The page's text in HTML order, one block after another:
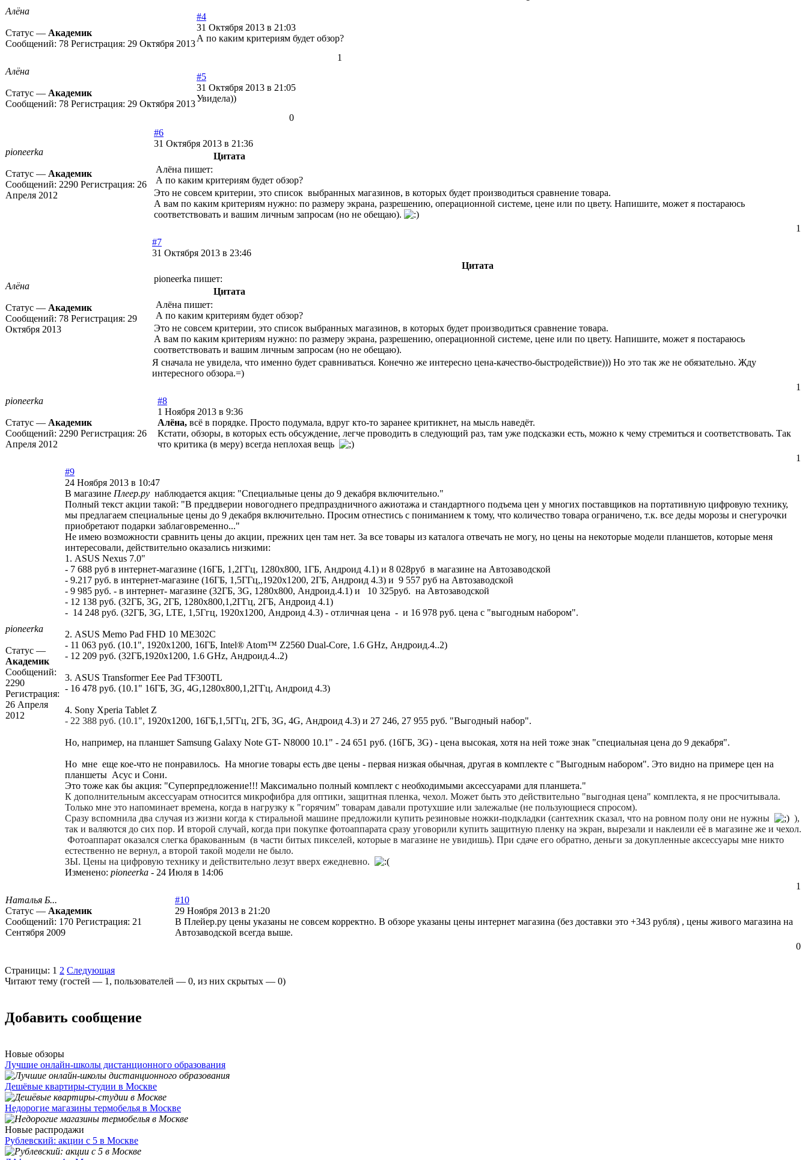
Алёна
Статус — Академик
Сообщений: 78 Регистрация: 29 Октября 2013
#4
31 Октября 2013 в 21:03
А по каким критериям будет обзор?
1
Алёна
Статус — Академик
Сообщений: 78 Регистрация: 29 Октября 2013
#5
31 Октября 2013 в 21:05
Увидела))
0
pioneerka
Статус — Академик
Сообщений: 2290 Регистрация: 26
Апреля 2012
#6
31 Октября 2013 в 21:36
Цитата
Алёна пишет:
А по каким критериям будет обзор?
Это не совсем критерии, это список выбранных магазинов, в которых будет производиться сравнение товара.
А вам по каким критериям нужно: по размеру экрана, разрешению, операционной системе, цене или по цвету. Напишите, может я постараюсь
соответствовать и вашим личным запросам (но не обещаю).
1
Алёна
Статус — Академик
Сообщений: 78 Регистрация: 29
Октября 2013
#7
31 Октября 2013 в 23:46
Цитата
pioneerka пишет:
Цитата
Алёна пишет:
А по каким критериям будет обзор?
Это не совсем критерии, это список выбранных магазинов, в которых будет производиться сравнение товара.
А вам по каким критериям нужно: по размеру экрана, разрешению, операционной системе, цене или по цвету. Напишите, может я постараюсь
соответствовать и вашим личным запросам (но не обещаю).
Я сначала не увидела, что именно будет сравниваться. Конечно же интересно цена-качество-быстродействие))) Но это так же не обязательно. Жду
интересного обзора.=)
1
pioneerka
Статус — Академик
Сообщений: 2290 Регистрация: 26
Апреля 2012
#8
1 Ноября 2013 в 9:36
Алёна, всё в порядке. Просто подумала, вдруг кто-то заранее критикнет, на мысль наведёт.
Кстати, обзоры, в которых есть обсуждение, легче проводить в следующий раз, там уже подсказки есть, можно к чему стремиться и соответствовать. Так
что критика (в меру) всегда неплохая вещь
1
pioneerka
Статус —
Академик
Сообщений:
2290
Регистрация:
26 Апреля
2012
#9
24 Ноября 2013 в 10:47
В магазине Плеер.ру наблюдается акция: "Специальные цены до 9 декабря включительно."
Полный текст акции такой: "В преддверии новогоднего предпраздничного ажиотажа и стандартного подъема цен у многих поставщиков на портативную цифровую технику,
мы предлагаем специальные цены до 9 декабря включительно. Просим отнестись с пониманием к тому, что количество товара ограничено, т.к. все деды морозы и снегурочки
приобретают подарки заблаговременно..."
Не имею возможности сравнить цены до акции, прежних цен там нет. За все товары из каталога отвечать не могу, но цены на некоторые модели планшетов, которые меня
интересовали, действительно оказались низкими:
1. ASUS Nexus 7.0"
- 7 688 руб в интернет-магазине (16ГБ, 1,2ГГц, 1280x800, 1ГБ, Андроид 4.1) и 8 028руб в магазине на Автозаводской
- 9.217 руб. в интернет-магазине (16ГБ, 1,5ГГц,,1920x1200, 2ГБ, Андроид 4.3) и 9 557 руб на Автозаводской
- 9 985 руб. - в интернет- магазине (32ГБ, 3G, 1280x800, Андроид.4.1) и 10 325руб. на Автозаводской
- 12 138 руб. (32ГБ, 3G, 2ГБ, 1280x800,1,2ГГц, 2ГБ, Андроид 4.1)
- 14 248 руб. (32ГБ, 3G, LTE, 1,5Ггц, 1920x1200, Андроид 4.3) - отличная цена - и 16 978 руб. цена с "выгодным набором".
2. ASUS Memo Pad FHD 10 ME302C
- 11 063 руб. (10.1", 1920x1200, 16ГБ, Intel® Atom™ Z2560 Dual-Core, 1.6 GHz, Андроид.4..2)
- 12 209 руб. (32ГБ,1920x1200, 1.6 GHz, Андроид.4..2)
3. ASUS Transformer Eee Pad TF300TL
- 16 478 руб. (10.1" 16ГБ, 3G, 4G,1280x800,1,2ГГц, Андроид 4.3)
4. Sony Xperia Tablet Z
- 22 388 руб. (10.1", 1920x1200, 16ГБ,1,5ГГц, 2ГБ, 3G, 4G, Андроид 4.3) и 27 246, 27 955 руб. "Выгодный набор".
Но, например, на планшет Samsung Galaxy Note GT- N8000 10.1" - 24 651 руб. (16ГБ, 3G) - цена высокая, хотя на ней тоже знак "специальная цена до 9 декабря".
Но мне еще кое-что не понравилось. На многие товары есть две цены - первая низкая обычная, другая в комплекте с "Выгодным набором". Это видно на примере цен на
планшеты Асус и Сони.
Это тоже как бы акция: "Суперпредложение!!! Максимально полный комплект c необходимыми аксессуарами для планшета."
К дополнительным аксессуарам относится микрофибра для оптики, защитная пленка, чехол. Может быть это действительно "выгодная цена" комплекта, я не просчитывала.
Только мне это напоминает времена, когда в нагрузку к "горячим" товарам давали протухшие или залежалые (не пользующиеся спросом).
Сразу вспомнила два случая из жизни когда к стиральной машине предложили купить резиновые ножки-подкладки (сантехник сказал, что на ровном полу они не нужны
),
так и валяются до сих пор. И второй случай, когда при покупке фотоаппарата сразу уговорили купить защитную пленку на экран, вырезали и наклеили её в магазине же и чехол.
Фотоаппарат оказался слегка бракованным (в части битых пикселей, которые в магазине не увидишь). При сдаче его обратно, деньги за докупленные аксессуары мне никто
естественно не вернул, а второй такой модели не было.
ЗЫ. Цены на цифровую технику и действительно лезут вверх ежедневно.
Изменено: pioneerka - 24 Июля в 14:06
1
Наталья Б...
Статус — Академик
Сообщений: 170 Регистрация: 21
Сентября 2009
#10
29 Ноября 2013 в 21:20
В Плейер.ру цены указаны не совсем корректно. В обзоре указаны цены интернет магазина (без доставки это +343 рубля) , цены живого магазина на
Автозаводской всегда выше.
0
Страницы: 1 2 Следующая
Читают тему (гостей — 1 , пользователей — 0, из них скрытых — 0)
Добавить сообщение
Новые обзоры
Лучшие онлайн-школы дистанционного образования
Дешёвые квартиры-студии в Москве
Недорогие магазины термобелья в Москве
Новые распродажи
Рублевский: акции с 5 в Москве